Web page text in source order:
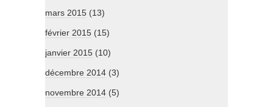
mars 2015 (13)
février 2015 (15)
janvier 2015 (10)
décembre 2014 (3)
novembre 2014 (5)